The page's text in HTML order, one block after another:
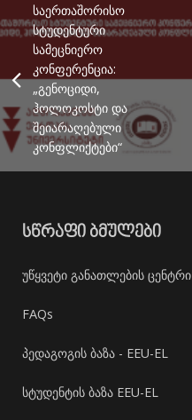
საერთაშორისო
სტუდენტური
სამეცნიერო
კონფერენცია:
„გენოციდი,
ჰოლოკოსტი და
შეიარაღებული
კონფლიქტები“
ᲡᲬᲠᲐᲤᲘ ᲑᲛᲣᲚᲔᲑᲘ
უწყვეტი განათლების ცენტრი
FAQs
პედაგოგის ბაზა - EEU-EL
სტუდენტის ბაზა EEU-EL